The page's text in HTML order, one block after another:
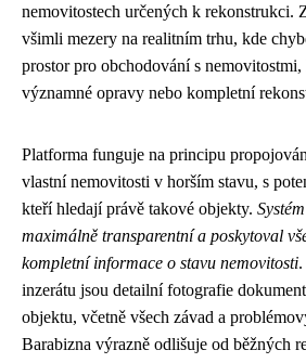
nemovitostech určených k rekonstrukci.
všimli mezery na realitním trhu, kde
prostor pro obchodování s
významné opravy nebo kompletní
Platforma funguje na principu
vlastní nemovitosti v horším stavu, s
kteří hledají právě takové objekty.
maximálně transparentní a poskytoval
kompletní informace o stavu nemovitosti
inzerátu jsou detailní fotografie
objektu, včetně všech závad a
Barabizna výrazně odlišuje od běžných